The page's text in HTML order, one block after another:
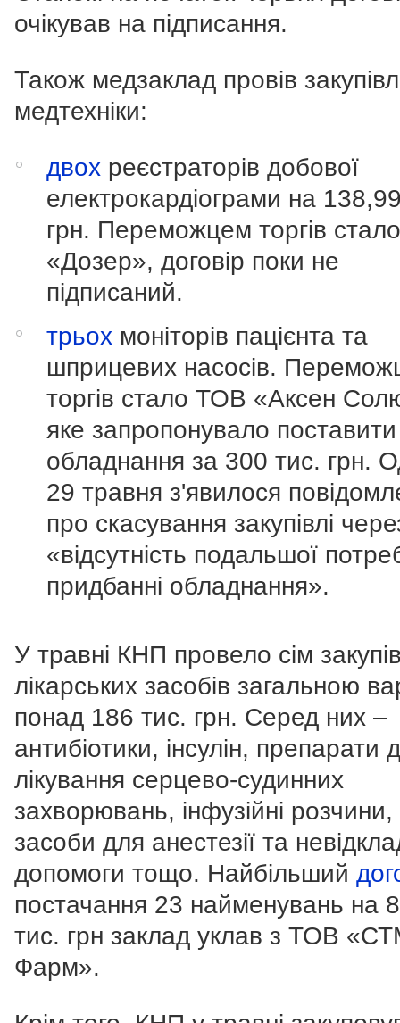
очікував на підписання.
Також медзаклад провів
медтехніки:
двох реєстраторів добової
електрокардіограми на
грн. Переможцем торгів
«Дозер», договір поки не
підписаний.
трьох моніторів пацієнта та
шприцевих насосів.
торгів стало ТОВ «Аксен
яке запропонувало поставити
обладнання за 300 тис. грн.
29 травня з'явилося
про скасування закупівлі
«відсутність подальшої
придбанні обладнання».
У травні КНП провело сім
лікарських засобів загальною
понад 186 тис. грн. Серед них –
антибіотики, інсулін, препарати
лікування серцево-судинних
захворювань, інфузійні розчини,
засоби для анестезії та
допомоги тощо. Найбільший
постачання 23 найменувань на
тис. грн заклад уклав з ТОВ
Фарм».